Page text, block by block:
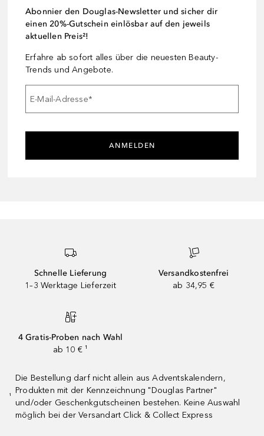
Abonnier den Douglas-Newsletter und sicher dir
einen 20%-Gutschein einlösbar auf den jeweils
aktuellen Preis²!
Erfahre ab sofort alles über die neuesten Beauty-
Trends und Angebote.
E-Mail-Adresse*
ANMELDEN
Schnelle Lieferung
1–3 Werktage Lieferzeit
Versandkostenfrei
ab 34,95 €
4 Gratis-Proben nach Wahl
ab 10 € ¹
¹
Die Bestellung darf nicht allein aus Adventskalendern,
Produkten mit der Kennzeichnung "Douglas Partner"
und/oder Geschenkgutscheinen bestehen. Keine Auswahl
möglich bei der Versandart Click & Collect Express